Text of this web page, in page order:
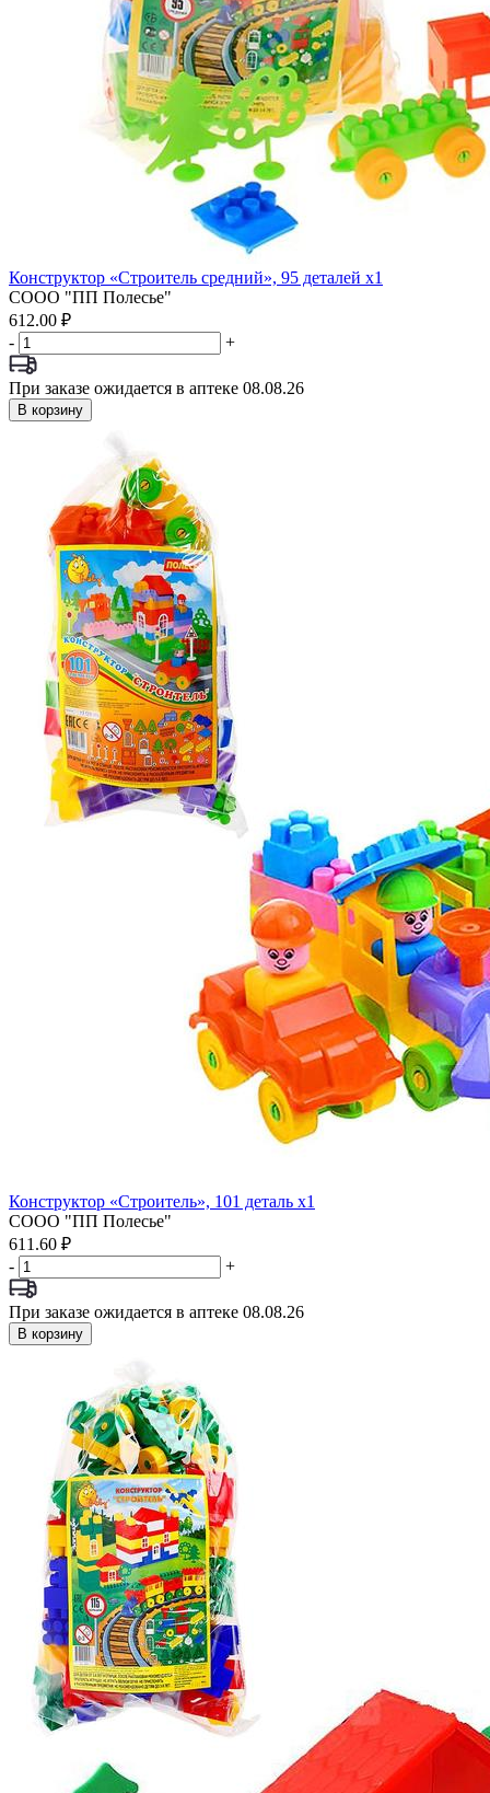
Конструктор «Строитель средний», 95 деталей x1
СООО "ПП Полесье"
612.00 ₽
-
+
При заказе ожидается в аптеке 08.08.26
В корзину
Конструктор «Строитель», 101 деталь x1
СООО "ПП Полесье"
611.60 ₽
-
+
При заказе ожидается в аптеке 08.08.26
В корзину